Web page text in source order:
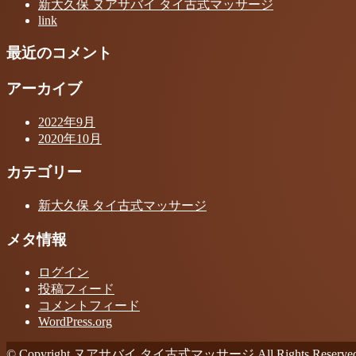
新大久保 ヌアサバイ タイ古式マッサージ
link
最近のコメント
アーカイブ
2022年9月
2020年10月
カテゴリー
新大久保 タイ古式マッサージ
メタ情報
ログイン
投稿フィード
コメントフィード
WordPress.org